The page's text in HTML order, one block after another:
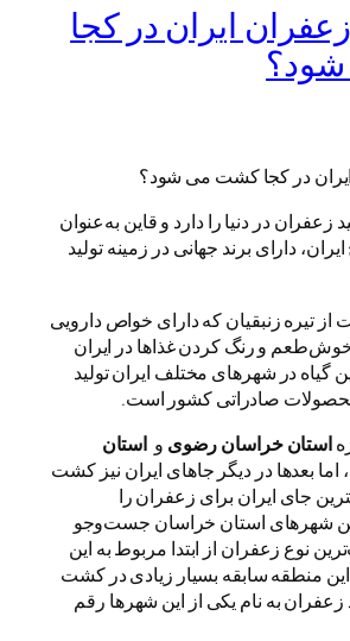
ایران در کجا
زعفران در دنیا را دارد و قاین به‌عنوان
دارای برند جهانی در زمینه تولید
تیره زنبقیان که دارای خواص دارویی
و رنگ کردن غذاها در ایران
گیاه در شهرهای مختلف ایران تولید
صادراتی کشور است.
استان خراسان رضوی و استان
اما بعدها در دیگر جاهای ایران نیز کشت
جای ایران برای زعفران را
بین شهرهای استان خراسان جست‌وجو
نوع زعفران از ابتدا مربوط به این
منطقه سابقه بسیار زیادی در کشت
زعفران به نام یکی از این شهرها رقم